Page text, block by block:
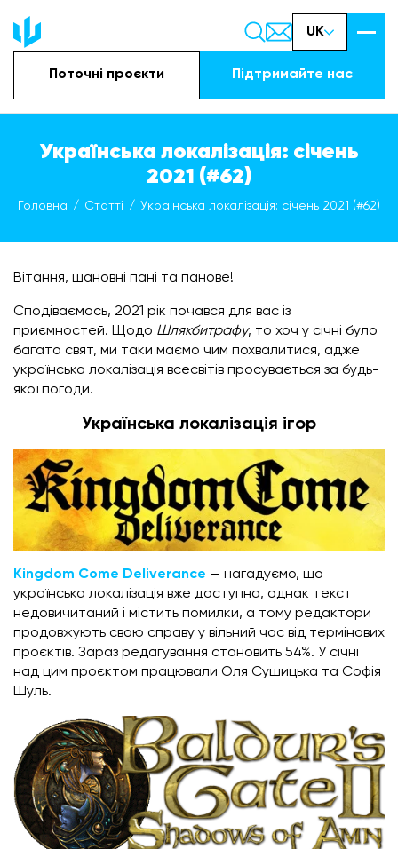
UK
Поточні проєкти Підтримайте наc
Українська локалізація: січень
2021 (#62)
Головна Статті Українська локалізація: січень 2021 (#62)
Вітання, шановні пані та панове!
Сподіваємось, 2021 рік почався для вас із
приємностей. Щодо Шлякбитрафу, то хоч у січні було
багато свят, ми таки маємо чим похвалитися, адже
українська локалізація всесвітів просувається за будь-
якої погоди.
Українська локалізація ігор
Kingdom Come Deliverance — нагадуємо, що
українська локалізація вже доступна, однак текст
недовичитаний і містить помилки, а тому редактори
продовжують свою справу у вільний час від термінових
проєктів. Зараз редагування становить 54%. У січні
над цим проєктом працювали Оля Сушицька та Софія
Шуль.